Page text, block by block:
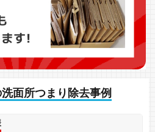
面所つまり除去事例